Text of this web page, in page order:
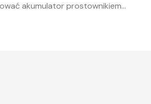
akumulator prostownikiem?
akumulator samochodowy i